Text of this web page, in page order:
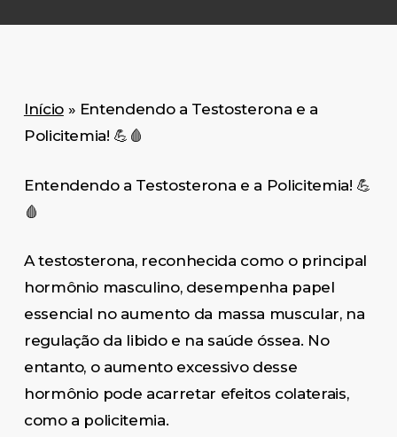
Início» Entendendo a Testosterona e a
Policitemia! 💪🩸
Entendendo a Testosterona e a Policitemia! 💪
🩸
A testosterona, reconhecida como o principal
hormônio masculino, desempenha papel
essencial no aumento da massa muscular, na
regulação da libido e na saúde óssea. No
entanto, o aumento excessivo desse
hormônio pode acarretar efeitos colaterais,
como a policitemia.